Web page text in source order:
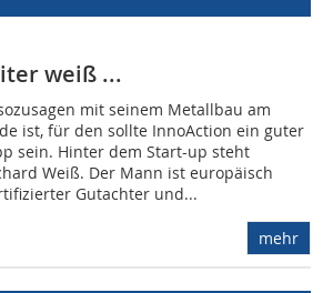
weiß ...
mit seinem Metallbau am
ist, für den sollte InnoAction ein guter
sein. Hinter dem Start-up steht
Weiß. Der Mann ist europäisch
Gutachter und...
mehr